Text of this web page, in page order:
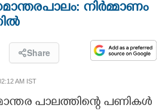
നിർമ്മാണം
Share
AM IST
പാലത്തിന്റെ പണികൾ